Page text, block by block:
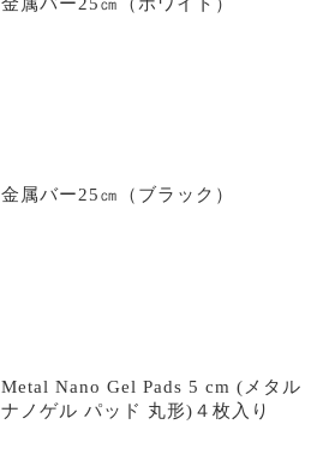
金属バー25㎝（ホワイト）
金属バー25㎝（ブラック）
Metal Nano Gel Pads 5 cm (メタル
ナノゲル パッド 丸形)４枚入り